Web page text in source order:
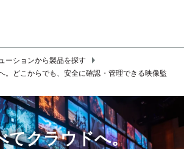
ーションから製品を探す arrow_right
。どこからでも、安全に確認・管理できる映像監
てクラウドへ。